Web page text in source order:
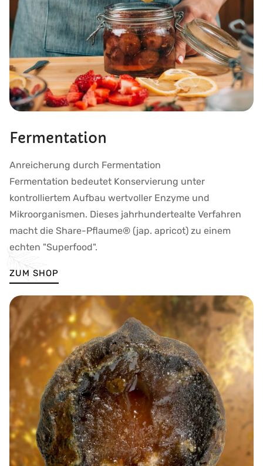
Fermentation
Anreicherung durch Fermentation
Fermentation bedeutet Konservierung unter
kontrolliertem Aufbau wertvoller Enzyme und
Mikroorganismen. Dieses jahrhundertealte Verfahren
macht die Share-Pflaume® (jap. apricot) zu einem
echten "Superfood".
ZUM SHOP